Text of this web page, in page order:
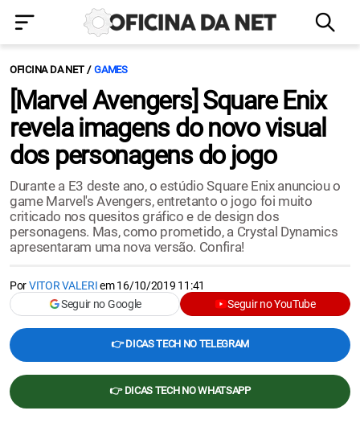
OFICINA DA NET GAMES
[Marvel Avengers] Square Enix
revela imagens do novo visual
dos personagens do jogo
Durante a E3 deste ano, o estúdio Square Enix anunciou o
game Marvel's Avengers, entretanto o jogo foi muito
criticado nos quesitos gráfico e de design dos
personagens. Mas, como prometido, a Crystal Dynamics
apresentaram uma nova versão. Confira!
PorVITOR VALERIem16/10/2019 11:41
Seguir no Google
Seguir no YouTube
👉 DICAS TECH NO TELEGRAM
👉 DICAS TECH NO WHATSAPP